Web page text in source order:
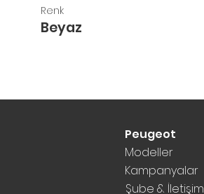
Renk
Beyaz
Peugeot
Modeller
Kampanyalar
Şube & İletişim